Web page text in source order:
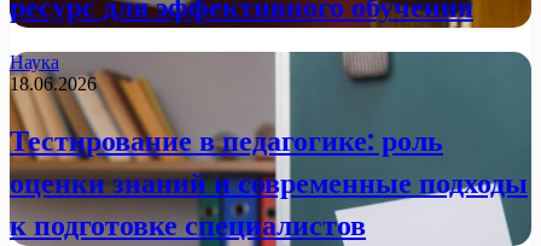
Наука
18.06.2026
Тестирование в педагогике: роль
оценки знаний и современные подходы
к подготовке специалистов